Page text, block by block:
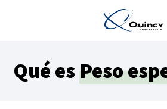
Qué esPeso